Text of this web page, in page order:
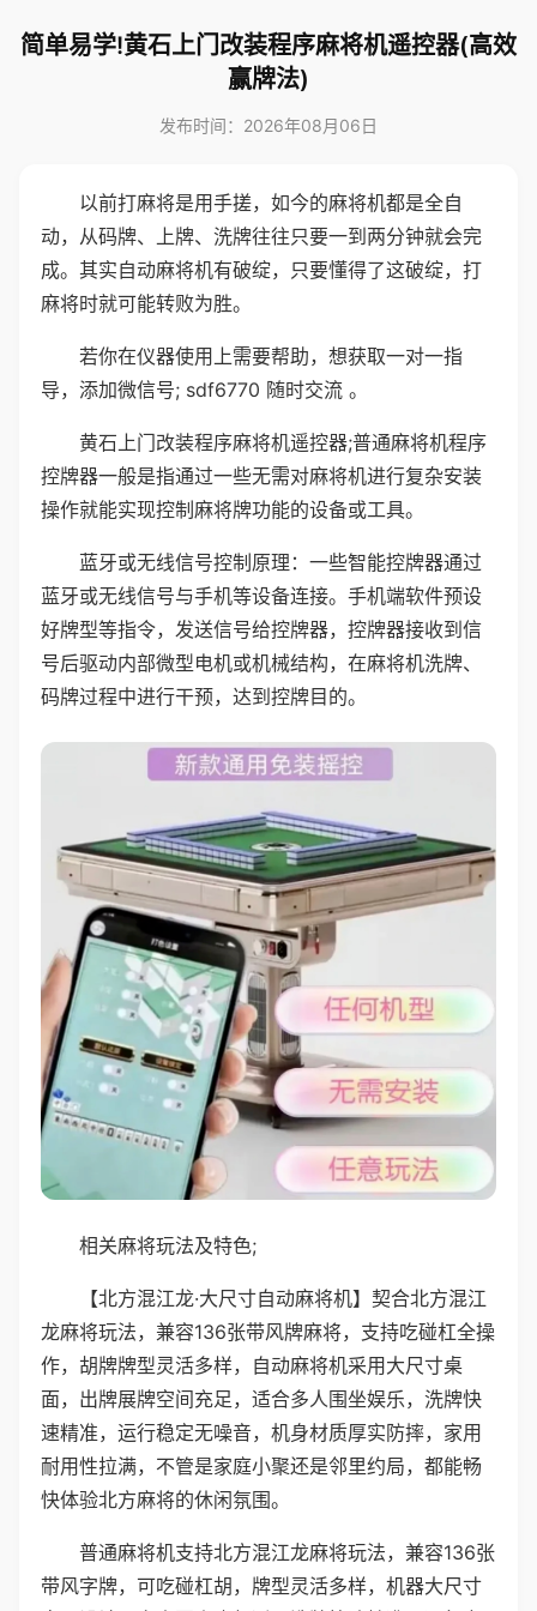
简单易学!黄石上门改装程序麻将机遥控器(高效
赢牌法)
发布时间：2026年08月06日
以前打麻将是用手搓，如今的麻将机都是全自
动，从码牌、上牌、洗牌往往只要一到两分钟就会完
成。其实自动麻将机有破绽，只要懂得了这破绽，打
麻将时就可能转败为胜。
若你在仪器使用上需要帮助，想获取一对一指
导，添加微信号; sdf6770 随时交流 。
黄石上门改装程序麻将机遥控器;普通麻将机程序
控牌器一般是指通过一些无需对麻将机进行复杂安装
操作就能实现控制麻将牌功能的设备或工具。
蓝牙或无线信号控制原理：一些智能控牌器通过
蓝牙或无线信号与手机等设备连接。手机端软件预设
好牌型等指令，发送信号给控牌器，控牌器接收到信
号后驱动内部微型电机或机械结构，在麻将机洗牌、
码牌过程中进行干预，达到控牌目的。
相关麻将玩法及特色;
【北方混江龙·大尺寸自动麻将机】契合北方混江
龙麻将玩法，兼容136张带风牌麻将，支持吃碰杠全操
作，胡牌牌型灵活多样，自动麻将机采用大尺寸桌
面，出牌展牌空间充足，适合多人围坐娱乐，洗牌快
速精准，运行稳定无噪音，机身材质厚实防摔，家用
耐用性拉满，不管是家庭小聚还是邻里约局，都能畅
快体验北方麻将的休闲氛围。
普通麻将机支持北方混江龙麻将玩法，兼容136张
带风字牌，可吃碰杠胡，牌型灵活多样，机器大尺寸